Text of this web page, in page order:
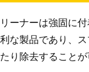
ーナーは強固に
な製品であり、
り除去することが